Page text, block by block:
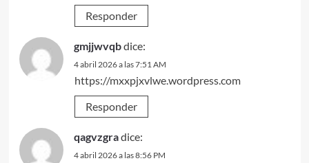
Responder
gmjjwvqbdice:
4 abril 2026 a las 7:51 AM
https://mxxpjxvlwe.wordpress.com
Responder
qagvzgradice:
4 abril 2026 a las 8:56 PM